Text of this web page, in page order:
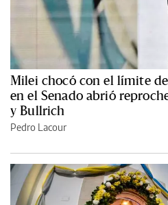
Milei chocó con el límite
en el Senado abrió
y Bullrich
Pedro Lacour